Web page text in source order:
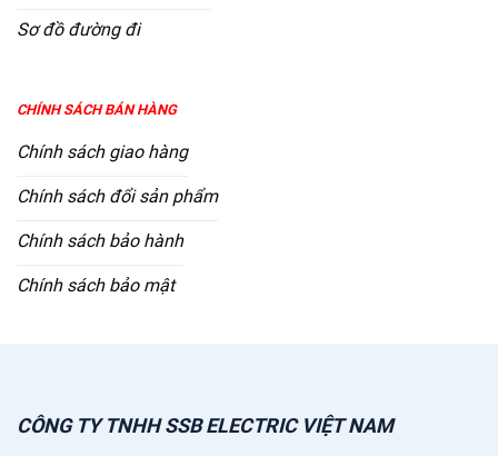
Sơ đồ đường đi
CHÍNH SÁCH BÁN HÀNG
Chính sách giao hàng
Chính sách đổi sản phẩm
Chính sách bảo hành
Chính sách bảo mật
CÔNG TY TNHH SSB ELECTRIC VIỆT NAM